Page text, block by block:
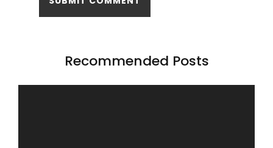
Recommended Posts